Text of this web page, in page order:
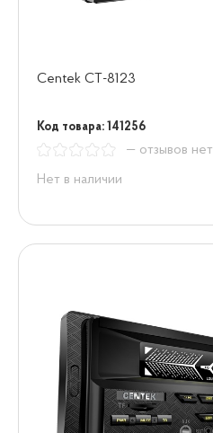
Centek СТ-8123
Код товара: 141256
— отзывов нет
Нет в наличии